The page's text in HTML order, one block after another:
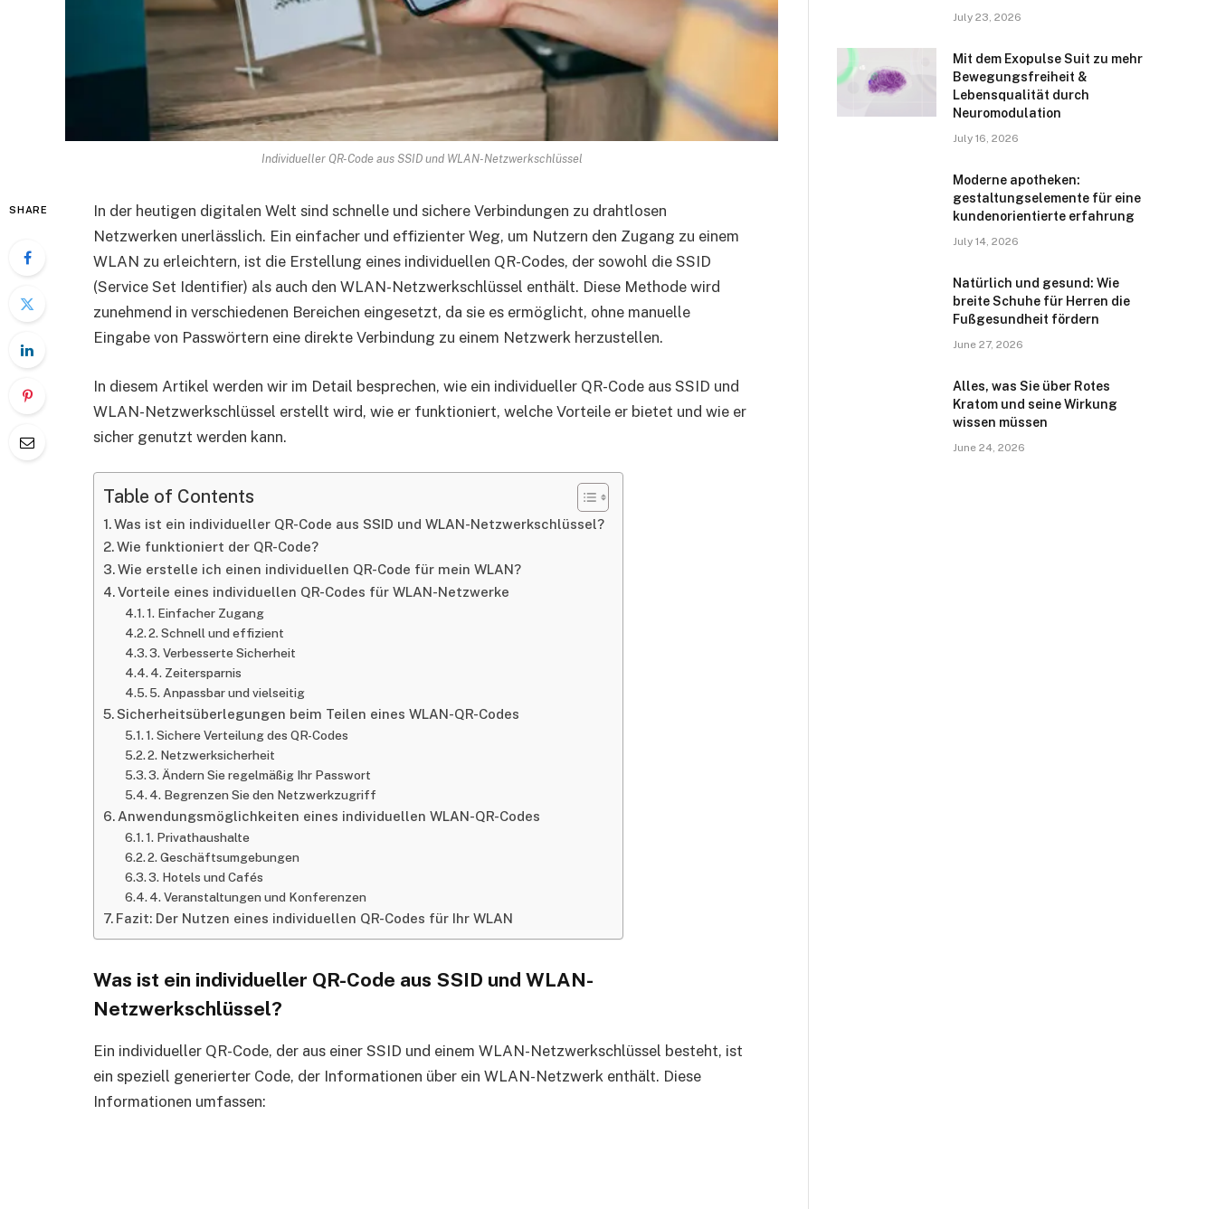
Individueller QR-Code aus SSID und WLAN-Netzwerkschlüssel
SHARE
In der heutigen digitalen Welt sind schnelle und sichere Verbindungen zu drahtlosen
Netzwerken unerlässlich. Ein einfacher und effizienter Weg, um Nutzern den Zugang zu einem
WLAN zu erleichtern, ist die Erstellung eines individuellen QR-Codes, der sowohl die SSID
(Service Set Identifier) als auch den WLAN-Netzwerkschlüssel enthält. Diese Methode wird
zunehmend in verschiedenen Bereichen eingesetzt, da sie es ermöglicht, ohne manuelle
Eingabe von Passwörtern eine direkte Verbindung zu einem Netzwerk herzustellen.
In diesem Artikel werden wir im Detail besprechen, wie ein individueller QR-Code aus SSID und
WLAN-Netzwerkschlüssel erstellt wird, wie er funktioniert, welche Vorteile er bietet und wie er
sicher genutzt werden kann.
Table of Contents
Was ist ein individueller QR-Code aus SSID und WLAN-Netzwerkschlüssel?
Wie funktioniert der QR-Code?
Wie erstelle ich einen individuellen QR-Code für mein WLAN?
Vorteile eines individuellen QR-Codes für WLAN-Netzwerke
1. Einfacher Zugang
2. Schnell und effizient
3. Verbesserte Sicherheit
4. Zeitersparnis
5. Anpassbar und vielseitig
Sicherheitsüberlegungen beim Teilen eines WLAN-QR-Codes
1. Sichere Verteilung des QR-Codes
2. Netzwerksicherheit
3. Ändern Sie regelmäßig Ihr Passwort
4. Begrenzen Sie den Netzwerkzugriff
Anwendungsmöglichkeiten eines individuellen WLAN-QR-Codes
1. Privathaushalte
2. Geschäftsumgebungen
3. Hotels und Cafés
4. Veranstaltungen und Konferenzen
Fazit: Der Nutzen eines individuellen QR-Codes für Ihr WLAN
Was ist ein individueller QR-Code aus SSID und WLAN-
Netzwerkschlüssel?
Ein individueller QR-Code, der aus einer SSID und einem WLAN-Netzwerkschlüssel besteht, ist
ein speziell generierter Code, der Informationen über ein WLAN-Netzwerk enthält. Diese
Informationen umfassen:
July 23, 2026
Mit dem Exopulse Suit zu mehr
Bewegungsfreiheit &
Lebensqualität durch
Neuromodulation
July 16, 2026
Moderne apotheken:
gestaltungselemente für eine
kundenorientierte erfahrung
July 14, 2026
Natürlich und gesund: Wie
breite Schuhe für Herren die
Fußgesundheit fördern
June 27, 2026
Alles, was Sie über Rotes
Kratom und seine Wirkung
wissen müssen
June 24, 2026